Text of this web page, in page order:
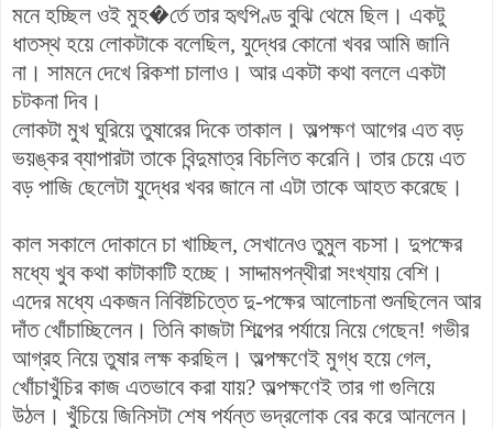
মনে হচ্ছিল ওই মুহ�র্তে তার হৃৎপিণ্ড বুঝি থেমে ছিল। একটু
ধাতস্থ হয়ে লোকটাকে বলেছিল, যুদ্ধের কোনো খবর আমি জানি
না। সামনে দেখে রিকশা চালাও। আর একটা কথা বললে একটা
চটকনা দিব।
লোকটা মুখ ঘুরিয়ে তুষারের দিকে তাকাল। অল্পক্ষণ আগের এত বড়
ভয়ঙ্কর ব্যাপারটা তাকে বিন্দুমাত্র বিচলিত করেনি। তার চেয়ে এত
বড় পাজি ছেলেটা যুদ্ধের খবর জানে না এটা তাকে আহত করেছে।
কাল সকালে দোকানে চা খাচ্ছিল, সেখানেও তুমুল বচসা। দুপক্ষের
মধ্যে খুব কথা কাটাকাটি হচ্ছে। সাদ্দামপন্থীরা সংখ্যায় বেশি।
এদের মধ্যে একজন নিবিষ্টচিত্তে দু-পক্ষের আলোচনা শুনছিলেন আর
দাঁত খোঁচাচ্ছিলেন। তিনি কাজটা শিল্পের পর্যায়ে নিয়ে গেছেন! গভীর
আগ্রহ নিয়ে তুষার লক্ষ করছিল। অল্পক্ষণেই মুগ্ধ হয়ে গেল,
খোঁচাখুঁচির কাজ এতভাবে করা যায়? অল্পক্ষণেই তার গা গুলিয়ে
উঠল। খুঁচিয়ে জিনিসটা শেষ পর্যন্ত ভদ্রলোক বের করে আনলেন।